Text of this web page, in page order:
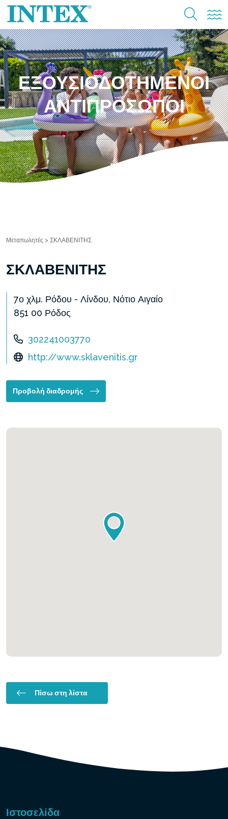
ΕΞΟΥΣΙΟΔΟΤΗΜΕΝΟΙ
ΑΝΤΙΠΡΟΣΩΠΟΙ
Μεταπωλητές > ΣΚΛΑΒΕΝΙΤΗΣ
ΣΚΛΑΒΕΝΙΤΗΣ
7ο χλμ. Ρόδου - Λίνδου, Νότιο Αιγαίο
851 00 Ρόδος
302241003770
http://www.sklavenitis.gr
Προβολή διαδρομής
Πίσω στη λίστα
Ιστοσελίδα